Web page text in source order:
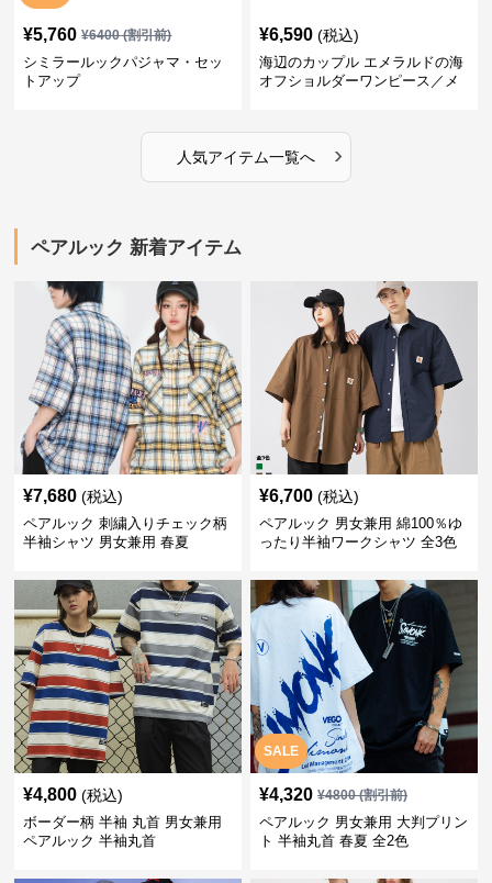
¥5,760 ¥6400(割引前)
シミラールックパジャマ・セッ
トアップ
¥6,590 (税込)
海辺のカップル エメラルドの海
オフショルダーワンピース／メ
人気アイテム一覧へ ›
ペアルック 新着アイテム
¥7,680 (税込)
ペアルック 刺繍入りチェック柄
半袖シャツ 男女兼用 春夏
¥6,700 (税込)
ペアルック 男女兼用 綿100％ゆ
ったり半袖ワークシャツ 全3色
¥4,800 (税込)
ボーダー柄 半袖 丸首 男女兼用
ペアルック 半袖丸首
SALE
¥4,320 ¥4800(割引前)
ペアルック 男女兼用 大判プリン
ト 半袖丸首 春夏 全2色